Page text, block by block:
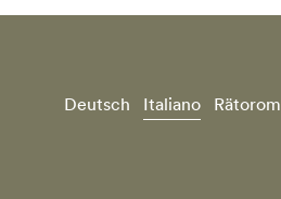
Deutsch Italiano